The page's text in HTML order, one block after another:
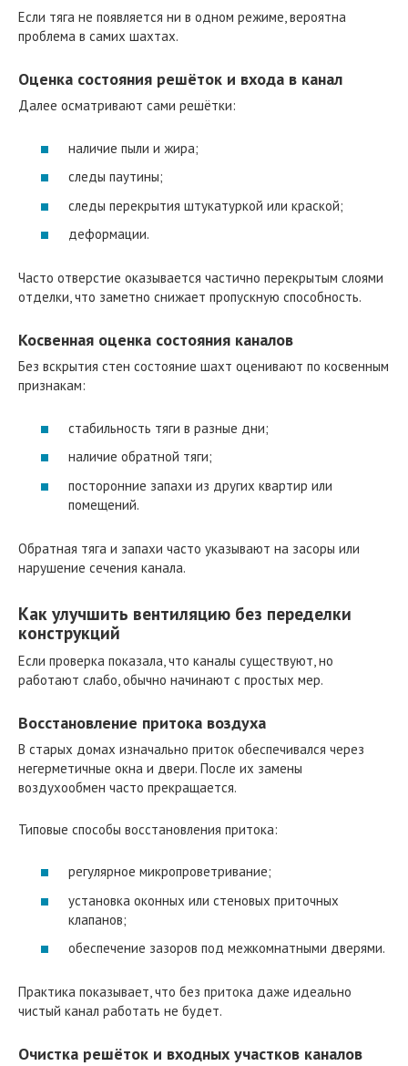
Если тяга не появляется ни в одном режиме, вероятна
проблема в самих шахтах.
Оценка состояния решёток и входа в канал
Далее осматривают сами решётки:
наличие пыли и жира;
следы паутины;
следы перекрытия штукатуркой или краской;
деформации.
Часто отверстие оказывается частично перекрытым слоями
отделки, что заметно снижает пропускную способность.
Косвенная оценка состояния каналов
Без вскрытия стен состояние шахт оценивают по косвенным
признакам:
стабильность тяги в разные дни;
наличие обратной тяги;
посторонние запахи из других квартир или
помещений.
Обратная тяга и запахи часто указывают на засоры или
нарушение сечения канала.
Как улучшить вентиляцию без переделки
конструкций
Если проверка показала, что каналы существуют, но
работают слабо, обычно начинают с простых мер.
Восстановление притока воздуха
В старых домах изначально приток обеспечивался через
негерметичные окна и двери. После их замены
воздухообмен часто прекращается.
Типовые способы восстановления притока:
регулярное микропроветривание;
установка оконных или стеновых приточных
клапанов;
обеспечение зазоров под межкомнатными дверями.
Практика показывает, что без притока даже идеально
чистый канал работать не будет.
Очистка решёток и входных участков каналов